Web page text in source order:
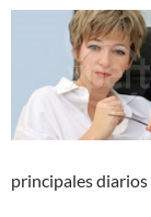
principales diarios